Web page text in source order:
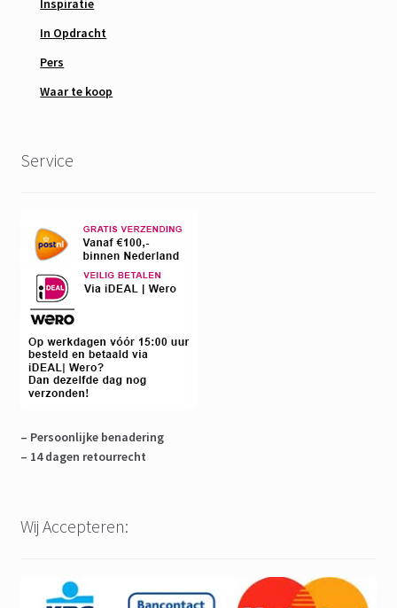
Inspiratie
In Opdracht
Pers
Waar te koop
Service
– Persoonlijke benadering
– 14 dagen retourrecht
Wij Accepteren: